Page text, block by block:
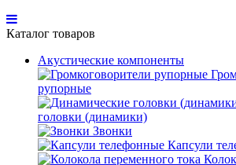
Каталог товаров
Акустические компоненты
рупорные
головки (динамики)
Звонки
Капсули